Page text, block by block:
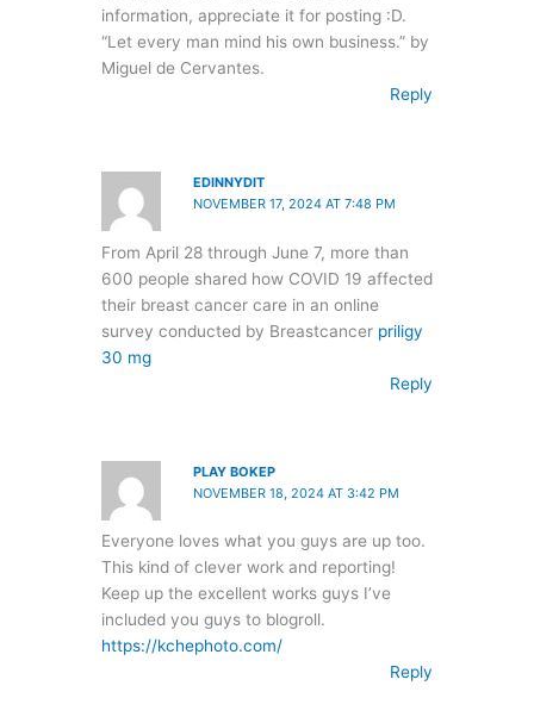
information, appreciate it for posting :D.
“Let every man mind his own business.” by
Miguel de Cervantes.
Reply
EDINNYDIT
NOVEMBER 17, 2024 AT 7:48 PM
From April 28 through June 7, more than
600 people shared how COVID 19 affected
their breast cancer care in an online
survey conducted by Breastcancer priligy
30 mg
Reply
PLAY BOKEP
NOVEMBER 18, 2024 AT 3:42 PM
Everyone loves what you guys are up too.
This kind of clever work and reporting!
Keep up the excellent works guys I’ve
included you guys to blogroll.
https://kchephoto.com/
Reply